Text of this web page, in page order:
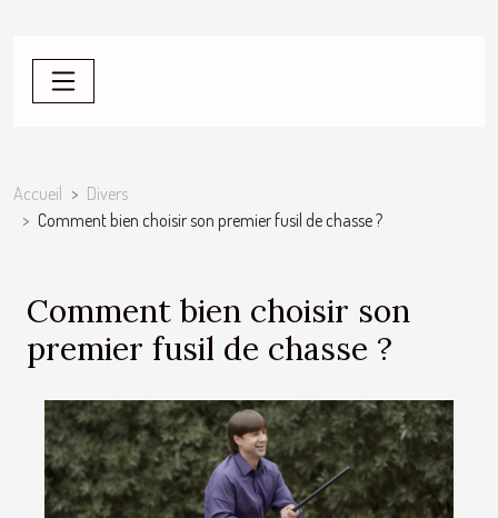
Accueil
Divers
Comment bien choisir son premier fusil de chasse ?
Comment bien choisir son
premier fusil de chasse ?